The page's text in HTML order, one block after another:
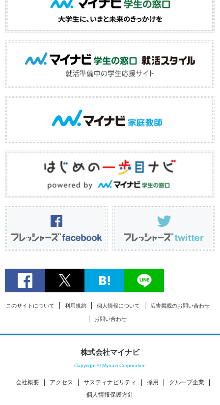
このサイトについて 利用規約 個人情報について 広告掲載のお問い合わせ
お問い合わせ
株式会社マイナビ
Copyright © Mynavi Corporation
会社概要 アクセス サスティナビリティ 採用
グループ企業
個人情報保護方針